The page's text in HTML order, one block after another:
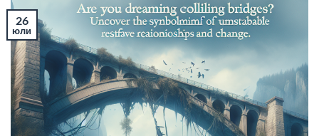
26
юли